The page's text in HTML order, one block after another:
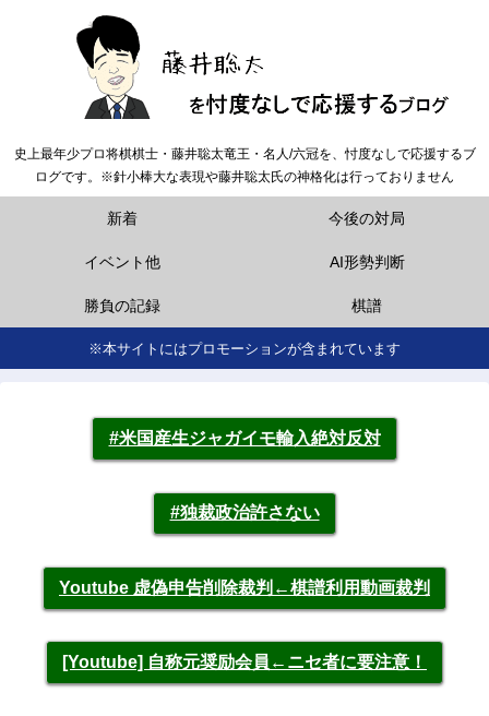
史上最年少プロ将棋棋士・藤井聡太竜王・名人/六冠を、忖度なしで応援するブ
ログです。※針小棒大な表現や藤井聡太氏の神格化は行っておりません
新着 今後の対局
イベント他 AI形勢判断
勝負の記録 棋譜
※本サイトにはプロモーションが含まれています
#米国産生ジャガイモ輸入絶対反対
#独裁政治許さない
Youtube 虚偽申告削除裁判←棋譜利用動画裁判
[Youtube] 自称元奨励会員←ニセ者に要注意！